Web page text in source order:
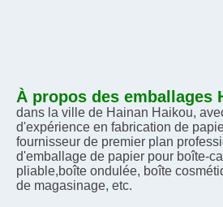
À propos des emballages
dans la ville de Hainan Haikou,
d'expérience en fabrication de
fournisseur de premier plan
d'emballage de papier pour boîte-
pliable,boîte ondulée, boîte
de magasinage, etc.